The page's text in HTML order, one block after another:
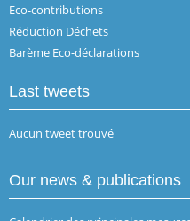
Eco-contributions
Réduction Déchets
Barème Eco-déclarations
Last tweets
Aucun tweet trouvé
Our news & publications